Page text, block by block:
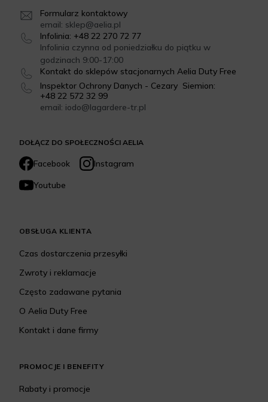
DOŁĄCZ DO SPOŁECZNOŚCI AELIA
Facebook
Instagram
Youtube
Formularz kontaktowy
email: sklep@aelia.pl
Infolinia: +48 22 270 72 77
Infolinia czynna od poniedziałku do piątku w
godzinach 9:00-17:00
Kontakt do sklepów stacjonarnych Aelia Duty Free
Inspektor Ochrony Danych - Cezary Siemion:
+48 22 572 32 99
email: iodo@lagardere-tr.pl
OBSŁUGA KLIENTA
Czas dostarczenia przesyłki
Zwroty i reklamacje
Często zadawane pytania
O Aelia Duty Free
Kontakt i dane firmy
PROMOCJE I BENEFITY
Rabaty i promocje